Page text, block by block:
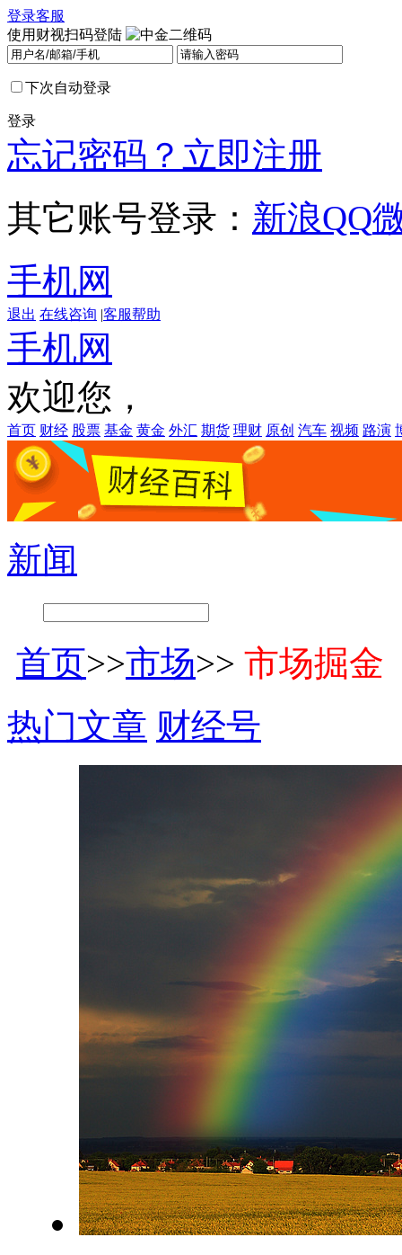
登录客服
使用财视扫码登陆
下次自动登录
登录
忘记密码？ 立即注册
其它账号登录： 新浪QQ
手机网
退出 在线咨询 |客服帮助
手机网
欢迎您，
首页 财经 股票 基金 黄金 外汇 期货 理财 原创 汽车 视频 路演
新闻
首页>>市场>> 市场掘金
热门文章 财经号